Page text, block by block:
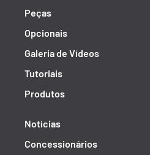
Peças
Opcionais
Galeria de Vídeos
Tutoriais
Produtos
Notícias
Concessionários